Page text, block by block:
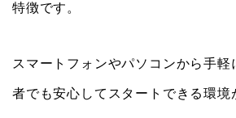
特徴です。
スマートフォンやパソコンから手軽
者でも安心してスタートできる環境